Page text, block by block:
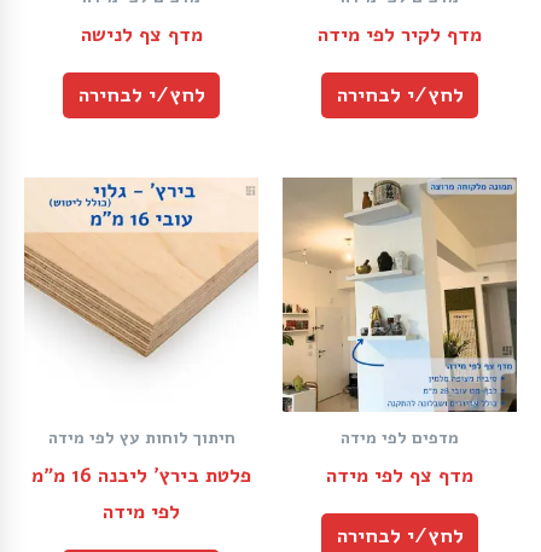
מדף לקיר לפי מידה
לחץ/י לבחירה
מדף צף לנישה
לחץ/י לבחירה
מדפים לפי מידה
מדף צף לפי מידה
לחץ/י לבחירה
חיתוך לוחות עץ לפי מידה
פלטת בירץ’ ליבנה 16 מ״מ
לפי מידה